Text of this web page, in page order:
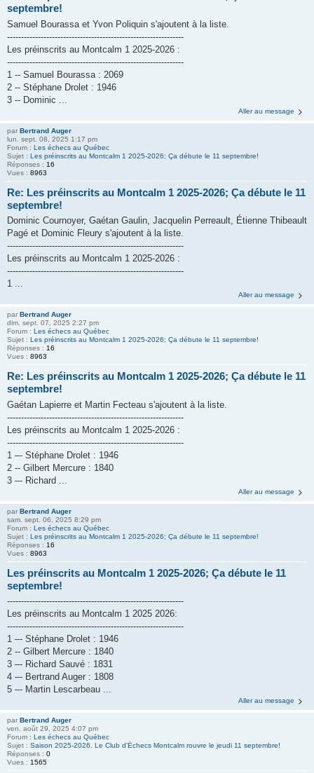
septembre!
Samuel Bourassa et Yvon Poliquin s'ajoutent à la liste.
---------------------------------------------------------------
Les préinscrits au Montcalm 1 2025-2026 :
---------------------------------------------------------------
1 -- Samuel Bourassa : 2069
2 -- Stéphane Drolet : 1946
3 -- Dominic ...
Aller au message
par Bertrand Auger
lun. sept. 08, 2025 1:17 pm
Forum : Les échecs au Québec
Sujet : Les préinscrits au Montcalm 1 2025-2026; Ça débute le 11 septembre!
Réponses : 16
Vues : 8963
Re: Les préinscrits au Montcalm 1 2025-2026; Ça débute le 11
septembre!
Dominic Cournoyer, Gaétan Gaulin, Jacquelin Perreault, Étienne Thibeault
Pagé et Dominic Fleury s'ajoutent à la liste.
---------------------------------------------------------------
Les préinscrits au Montcalm 1 2025-2026 :
---------------------------------------------------------------
1 ...
Aller au message
par Bertrand Auger
dim. sept. 07, 2025 2:27 pm
Forum : Les échecs au Québec
Sujet : Les préinscrits au Montcalm 1 2025-2026; Ça débute le 11 septembre!
Réponses : 16
Vues : 8963
Re: Les préinscrits au Montcalm 1 2025-2026; Ça débute le 11
septembre!
Gaétan Lapierre et Martin Fecteau s'ajoutent à la liste.
---------------------------------------------------------------
Les préinscrits au Montcalm 1 2025-2026 :
---------------------------------------------------------------
1 –- Stéphane Drolet : 1946
2 -- Gilbert Mercure : 1840
3 –- Richard ...
Aller au message
par Bertrand Auger
sam. sept. 06, 2025 8:29 pm
Forum : Les échecs au Québec
Sujet : Les préinscrits au Montcalm 1 2025-2026; Ça débute le 11 septembre!
Réponses : 16
Vues : 8963
Les préinscrits au Montcalm 1 2025-2026; Ça débute le 11
septembre!
---------------------------------------------------------------
Les préinscrits au Montcalm 1 2025 2026:
---------------------------------------------------------------
1 –- Stéphane Drolet : 1946
2 -- Gilbert Mercure : 1840
3 –- Richard Sauvé : 1831
4 –- Bertrand Auger : 1808
5 –- Martin Lescarbeau ...
Aller au message
par Bertrand Auger
ven. août 29, 2025 4:07 pm
Forum : Les échecs au Québec
Sujet : Saison 2025-2026. Le Club d'Échecs Montcalm rouvre le jeudi 11 septembre!
Réponses : 0
Vues : 1565